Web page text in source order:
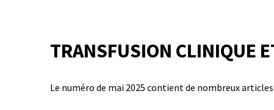
TRANSFUSION CLINIQUE
Le numéro de mai 2025 contient de nombreux